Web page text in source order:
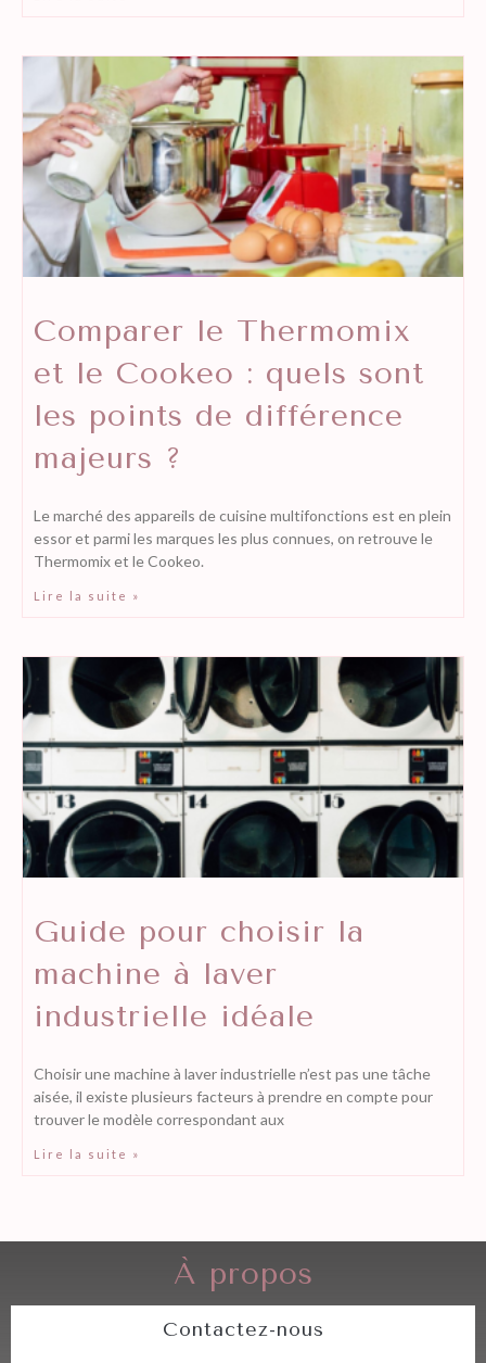
Comparer le Thermomix
et le Cookeo : quels sont
les points de différence
majeurs ?
Le marché des appareils de cuisine multifonctions est en plein
essor et parmi les marques les plus connues, on retrouve le
Thermomix et le Cookeo.
Lire la suite »
Guide pour choisir la
machine à laver
industrielle idéale
Choisir une machine à laver industrielle n’est pas une tâche
aisée, il existe plusieurs facteurs à prendre en compte pour
trouver le modèle correspondant aux
Lire la suite »
À propos
Contactez-nous